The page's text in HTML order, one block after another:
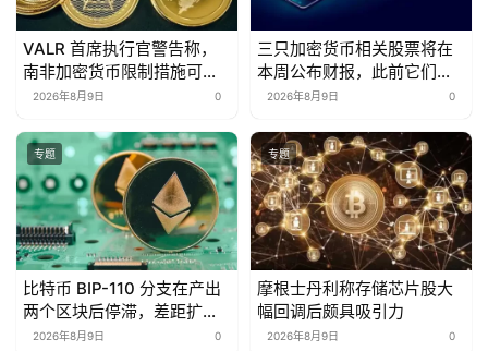
VALR 首席执行官警告称，
南非加密货币限制措施可能
将市场推向海外
2026年8月9日 0
三只加密货币相关股票将在
本周公布财报，此前它们在
第一季度出现亏损。
2026年8月9日 0
专题
比特币 BIP-110 分支在产出
两个区块后停滞，差距扩大
至 88 个区块
2026年8月9日 0
专题
摩根士丹利称存储芯片股大
幅回调后颇具吸引力
2026年8月9日 0